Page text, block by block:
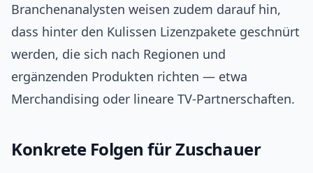
Branchenanalysten weisen zudem darauf hin,
dass hinter den Kulissen Lizenzpakete geschnürt
werden, die sich nach Regionen und
ergänzenden Produkten richten — etwa
Merchandising oder lineare TV‑Partnerschaften.
Konkrete Folgen für Zuschauer